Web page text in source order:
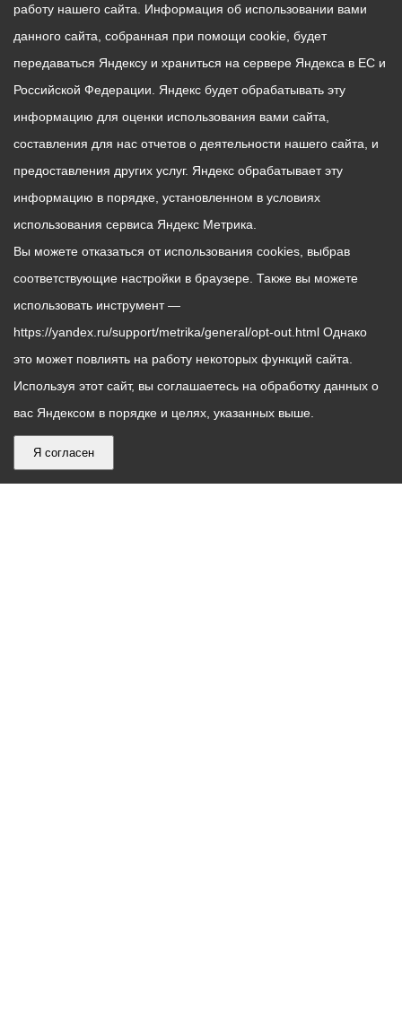
работу нашего сайта. Информация об использовании вами
данного сайта, собранная при помощи cookie, будет
передаваться Яндексу и храниться на сервере Яндекса в ЕС и
Российской Федерации. Яндекс будет обрабатывать эту
информацию для оценки использования вами сайта,
составления для нас отчетов о деятельности нашего сайта, и
предоставления других услуг. Яндекс обрабатывает эту
информацию в порядке, установленном в условиях
использования сервиса Яндекс Метрика.
Вы можете отказаться от использования cookies, выбрав
соответствующие настройки в браузере. Также вы можете
использовать инструмент —
https://yandex.ru/support/metrika/general/opt-out.html Однако
это может повлиять на работу некоторых функций сайта.
Используя этот сайт, вы соглашаетесь на обработку данных о
вас Яндексом в порядке и целях, указанных выше.
Я согласен